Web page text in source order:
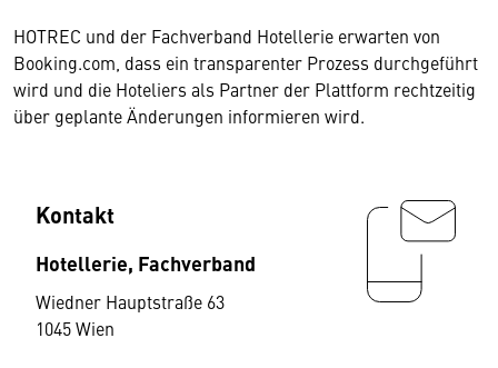
HOTREC und der Fachverband Hotellerie erwarten von
Booking.com, dass ein transparenter Prozess durchgeführt
wird und die Hoteliers als Partner der Plattform rechtzeitig
über geplante Änderungen informieren wird.
Kontakt
Hotellerie, Fachverband
Wiedner Hauptstraße 63
1045 Wien